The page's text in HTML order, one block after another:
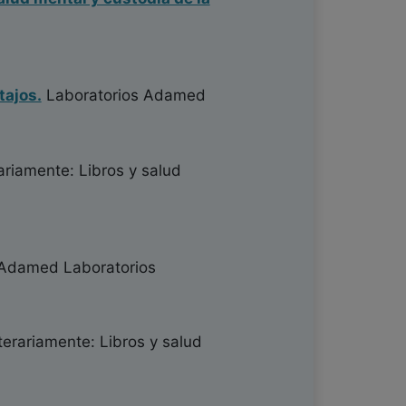
Laboratorios Adamed
Libros y salud
Laboratorios
Libros y salud